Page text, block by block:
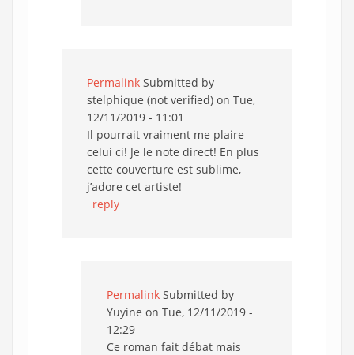
Permalink Submitted by
stelphique (not verified) on Tue,
12/11/2019 - 11:01
Il pourrait vraiment me plaire
celui ci! Je le note direct! En plus
cette couverture est sublime,
j’adore cet artiste!
reply
Permalink Submitted by
Yuyine on Tue, 12/11/2019 -
12:29
Ce roman fait débat mais